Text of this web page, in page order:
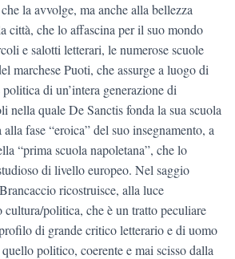
la avvolge, ma anche alla bellezza
città, che lo affascina per il suo mondo
e salotti letterari, le numerose scuole
marchese Puoti, che assurge a luogo di
di un’intera generazione di
nella quale De Sanctis fonda la sua scuola
fase “eroica” del suo insegnamento, a
“prima scuola napoletana”, che lo
di livello europeo. Nel saggio
ricostruisce, alla luce
cultura/politica, che è un tratto peculiare
di grande critico letterario e di uomo
politico, coerente e mai scisso dalla